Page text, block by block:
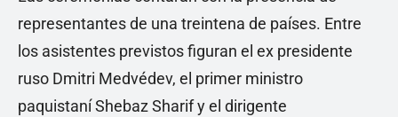
representantes de una treintena de países. Entre
los asistentes previstos figuran el ex presidente
ruso Dmitri Medvédev, el primer ministro
paquistaní Shebaz Sharif y el dirigente